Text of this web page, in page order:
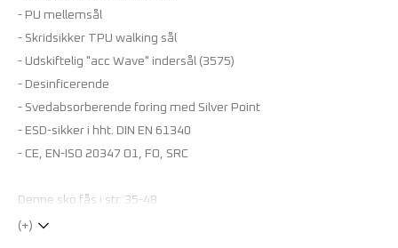
- PU mellemsål
- Skridsikker TPU walking sål
- Udskiftelig "acc Wave" indersål (3575)
- Desinficerende
- Svedabsorberende foring med Silver Point
- ESD-sikker i hht. DIN EN 61340
- CE, EN-ISO 20347 O1, FO, SRC
Denne sko fås i str. 35-48.
(+)